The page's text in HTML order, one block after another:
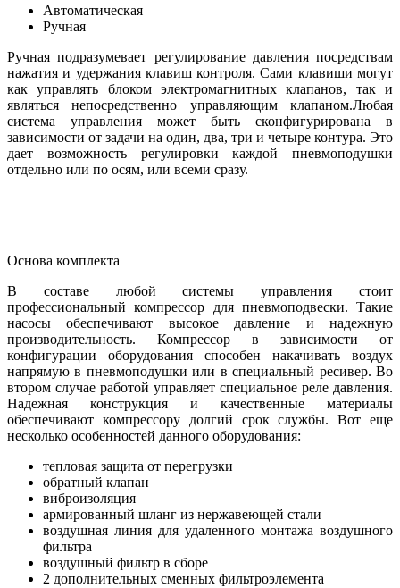
Автоматическая
Ручная
Ручная подразумевает регулирование давления посредствам
нажатия и удержания клавиш контроля. Сами клавиши могут
как управлять блоком электромагнитных клапанов, так и
являться непосредственно управляющим клапаном.Любая
система управления может быть сконфигурирована в
зависимости от задачи на один, два, три и четыре контура. Это
дает возможность регулировки каждой пневмоподушки
отдельно или по осям, или всеми сразу.
Основа комплекта
В составе любой системы управления стоит
профессиональный компрессор для пневмоподвески. Такие
насосы обеспечивают высокое давление и надежную
производительность. Компрессор в зависимости от
конфигурации оборудования способен накачивать воздух
напрямую в пневмоподушки или в специальный ресивер. Во
втором случае работой управляет специальное реле давления.
Надежная конструкция и качественные материалы
обеспечивают компрессору долгий срок службы. Вот еще
несколько особенностей данного оборудования:
тепловая защита от перегрузки
обратный клапан
виброизоляция
армированный шланг из нержавеющей стали
воздушная линия для удаленного монтажа воздушного
фильтра
воздушный фильтр в сборе
2 дополнительных сменных фильтроэлемента